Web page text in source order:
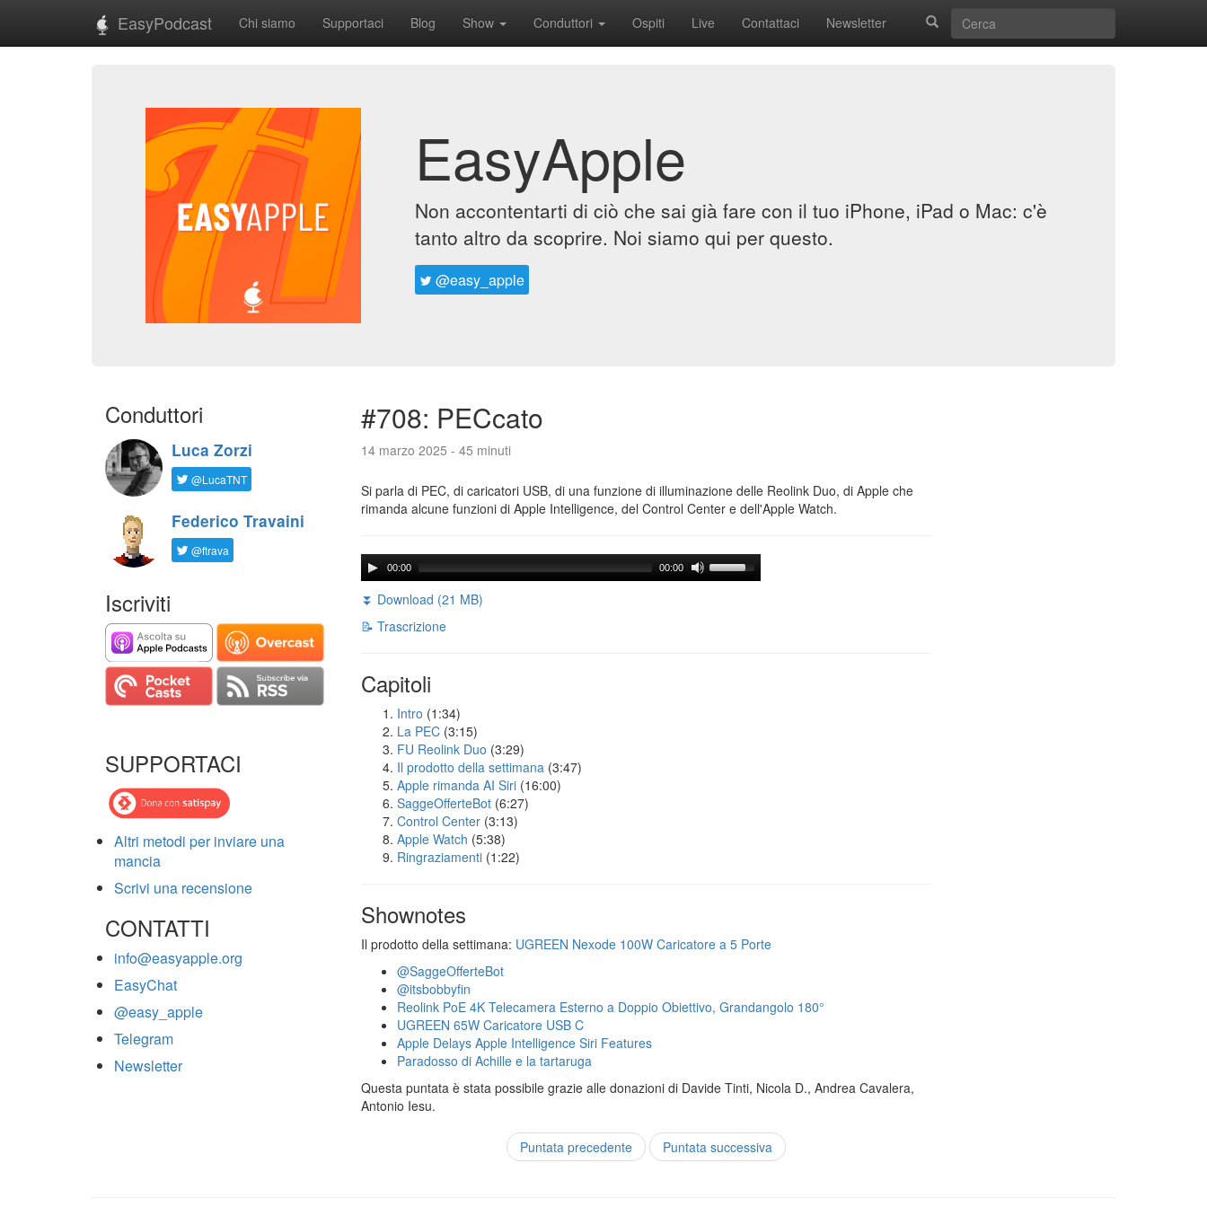
EasyPodcast Chi siamo Supportaci Blog Show Conduttori Ospiti Live Contattaci Newsletter
EasyApple
Non accontentarti di ciò che sai già fare con il tuo iPhone, iPad o Mac: c'è
tanto altro da scoprire. Noi siamo qui per questo.
@easy_apple
Conduttori
Luca Zorzi
@LucaTNT
Federico Travaini
@ftrava
Iscriviti
SUPPORTACI
Altri metodi per inviare una
mancia
Scrivi una recensione
CONTATTI
info@easyapple.org
EasyChat
@easy_apple
Telegram
Newsletter
#708: PECcato
14 marzo 2025 - 45 minuti
Si parla di PEC, di caricatori USB, di una funzione di illuminazione delle Reolink Duo, di Apple che
rimanda alcune funzioni di Apple Intelligence, del Control Center e dell'Apple Watch.
00:00 00:00
⏬ Download (21 MB)
📝 Trascrizione
Capitoli
Intro (1:34)
La PEC (3:15)
FU Reolink Duo (3:29)
Il prodotto della settimana (3:47)
Apple rimanda AI Siri (16:00)
SaggeOfferteBot (6:27)
Control Center (3:13)
Apple Watch (5:38)
Ringraziamenti (1:22)
Shownotes
Il prodotto della settimana: UGREEN Nexode 100W Caricatore a 5 Porte
@SaggeOfferteBot
@itsbobbyfin
Reolink PoE 4K Telecamera Esterno a Doppio Obiettivo, Grandangolo 180°
UGREEN 65W Caricatore USB C
Apple Delays Apple Intelligence Siri Features
Paradosso di Achille e la tartaruga
Questa puntata è stata possibile grazie alle donazioni di Davide Tinti, Nicola D., Andrea Cavalera,
Antonio Iesu.
Puntata precedente Puntata successiva